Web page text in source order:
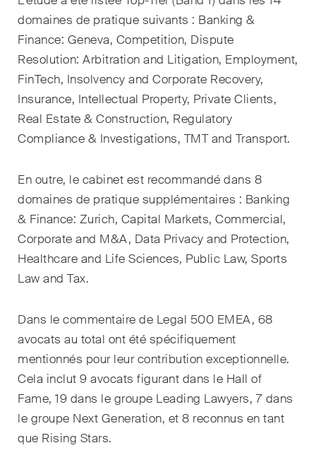
domaines de pratique suivants : Banking &
Finance: Geneva, Competition, Dispute
Resolution: Arbitration and Litigation, Employment,
FinTech, Insolvency and Corporate Recovery,
Insurance, Intellectual Property, Private Clients,
Real Estate & Construction, Regulatory
Compliance & Investigations, TMT and Transport.
En outre, le cabinet est recommandé dans 8
domaines de pratique supplémentaires : Banking
& Finance: Zurich, Capital Markets, Commercial,
Corporate and M&A, Data Privacy and Protection,
Healthcare and Life Sciences, Public Law, Sports
Law and Tax.
Dans le commentaire de Legal 500 EMEA, 68
avocats au total ont été spécifiquement
mentionnés pour leur contribution exceptionnelle.
Cela inclut 9 avocats figurant dans le Hall of
Fame, 19 dans le groupe Leading Lawyers, 7 dans
le groupe Next Generation, et 8 reconnus en tant
que Rising Stars.
Newsletters & Newsflashes
Une sélection mensuelle de
sujets clés issus de nos
domaines d'activités, secteurs
Newsflash sur l'actualité.
Arbitrage international
Clients privés
Commerce et transport
Droit administratif et marchés
publics
Droit bancaire & financier
Droit de la concurrence